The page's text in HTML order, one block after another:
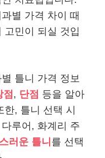
별 가격 차이 때
고민이 되실 것입
틀니 가격 정보
점 , 단점 등을 알아
한, 틀니 선택 시
루어, 화계리 주
러운 틀니 를 선택